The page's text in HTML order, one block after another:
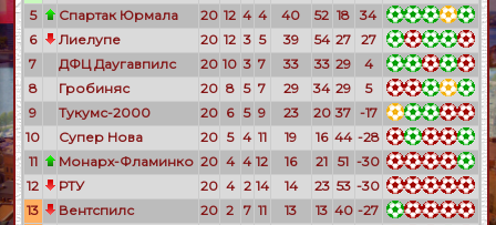
5
Спартак Юрмала 20 12 4 4 40 52 18
34
6
Лиелупе 20 12 3 5 39 54 27 27
7
ДФЦ Даугавпилс 20 10 3 7 33 33 29
4
8
Гробиняс 20 8 5 7 29 34 29
5
9
Тукумс-2000 20 6 5 9 23 20 37 -17
10
Супер Нова 20 5 4 11 19 16 44 -28
11
Монарх-Фламинко 20 4 4 12 16 21 51 -30
12
РТУ 20 4 2 14 14 23 53 -30
13
Вентспилс 20 2 7 11 13 13 40 -27